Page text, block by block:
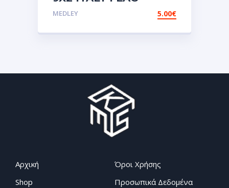
Αυτοκόλλητες ετικέτες
Σμάλτου.Αυτοκόλλητα.stickers
MEDLEY 5.00€
Αρχική
Shop
Όροι Χρήσης
Προσωπικά Δεδομένα